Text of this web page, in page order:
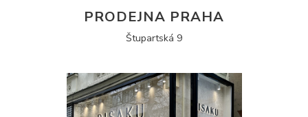
PRODEJNA PRAHA
Štupartská 9